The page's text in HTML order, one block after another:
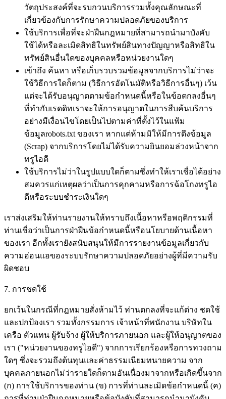
วัตถุประสงค์ที่จะรบกวนบริการรวมทั้งคุณลักษณะที่
เกี่ยวข้องกับการรักษาความปลอดภัยของบริการ
ใช้บริการเพื่อที่จะฝ่าฝืนกฎหมายที่สามารถนำมาบังคับ
ใช้ได้หรือละเมิดสิทธิในทรัพย์สินทางปัญญาหรือสิทธิใน
ทรัพย์สินอื่นใดของบุคคลหรือหน่วยงานใดๆ
เข้าถึง ค้นหา หรือเก็บรวบรวมข้อมูลจากบริการไม่ว่าจะ
ใช้วิธีการใดก็ตาม (วิธีการอัตโนมัติหรือวิธีการอื่นๆ) เว้น
แต่จะได้รับอนุญาตตามข้อกำหนดนี้หรือในข้อตกลงอื่นๆ
ที่ทำกับเรดดิทเราจะให้การอนุญาตในการสืบค้นบริการ
อย่างมีเงื่อนไขโดยเป็นไปตามค่าที่ตั้งไว้ในแฟ้ม
ข้อมูลrobots.txt ของเรา หากแต่ห้ามมิให้มีการดึงข้อมูล
(Scrap) จากบริการโดยไม่ได้รับความยินยอมล่วงหน้าจาก
ทรูไอดี
ใช้บริการไม่ว่าในรูปแบบใดก็ตามซึ่งทำให้เราเชื่อได้อย่าง
สมควรแก่เหตุผลว่าเป็นการคุกคามหรือการฉ้อโกงทรูไอ
ดีหรือระบบชำระเงินใดๆ
เราส่งเสริมให้ท่านรายงานให้ทราบถึงเนื้อหาหรือพฤติกรรมที่
ท่านเชื่อว่าเป็นการฝ่าฝืนข้อกำหนดนี้หรือนโยบายด้านเนื้อหา
ของเรา อีกทั้งเรายังสนับสนุนให้มีการรายงานข้อมูลเกี่ยวกับ
ความอ่อนแอของระบบรักษาความปลอดภัยอย่างผู้ที่มีความรับ
ผิดชอบ
7. การชดใช้
ยกเว้นในกรณีที่กฎหมายสั่งห้ามไว้ ท่านตกลงที่จะแก้ต่าง ชดใช้
และปกป้องเรา รวมทั้งกรรมการ เจ้าหน้าที่พนักงาน บริษัทใน
เครือ ตัวแทน ผู้รับจ้าง ผู้ให้บริการภายนอก และผู้ให้อนุญาตของ
เรา ("หน่วยงานของทรูไอดี") จากการเรียกร้องหรือการทวงถาม
ใดๆ ซึ่งจะรวมถึงต้นทุนและค่าธรรมเนียมทนายความ จาก
บุคคลภายนอกไม่ว่ารายใดก็ตามอันเนื่องมาจากหรือเกิดขึ้นจาก
(ก) การใช้บริการของท่าน (ข) การที่ท่านละเมิดข้อกำหนดนี้ (ค)